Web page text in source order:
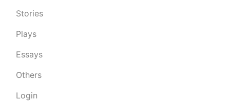
Stories
Plays
Essays
Others
Login